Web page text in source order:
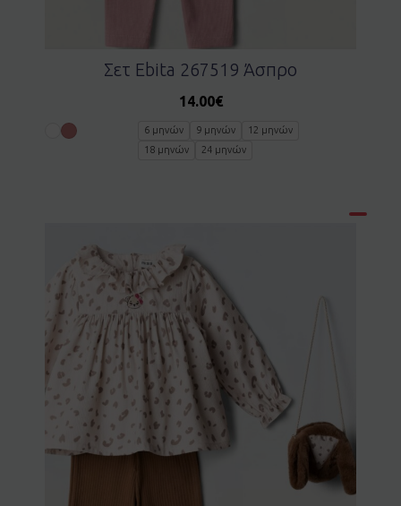
Σετ Ebita 267519 Άσπρο
14.00€
6 μηνών 9 μηνών
12 μηνών
18 μηνών
24 μηνών